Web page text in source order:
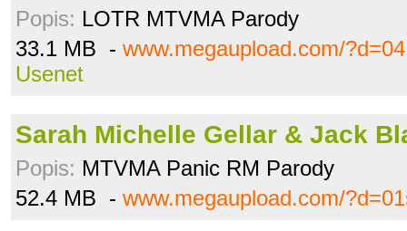
Popis: LOTR MTVMA Parody
33.1 MB - www.megaupload.com/
Usenet
Sarah Michelle Gellar & Jack
Popis: MTVMA Panic RM Parody
52.4 MB - www.megaupload.com/